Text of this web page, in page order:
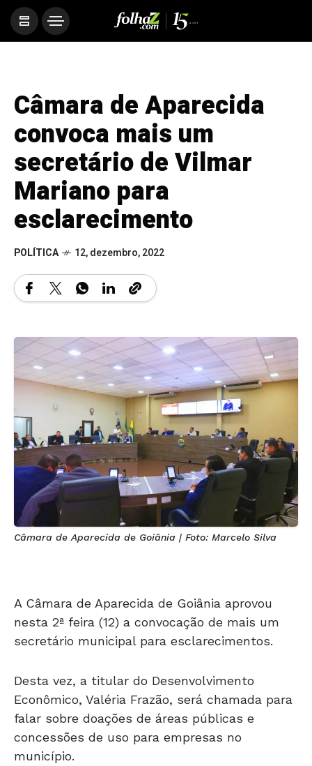
Câmara de Aparecida
convoca mais um
secretário de Vilmar
Mariano para
esclarecimento
POLÍTICA 12, dezembro, 2022
Câmara de Aparecida de Goiânia | Foto: Marcelo Silva
A Câmara de Aparecida de Goiânia aprovou
nesta 2ª feira (12) a convocação de mais um
secretário municipal para esclarecimentos.
Desta vez, a titular do Desenvolvimento
Econômico, Valéria Frazão, será chamada para
falar sobre doações de áreas públicas e
concessões de uso para empresas no
município.